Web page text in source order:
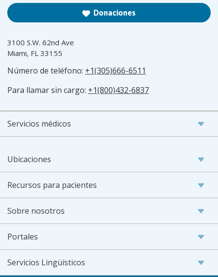
Donaciones
3100 S.W. 62nd Ave
Miami, FL 33155
Número de teléfono: +1(305)666-6511
Para llamar sin cargo: +1(800)432-6837
Servicios médicos
Ubicaciones
Recursos para pacientes
Sobre nosotros
Portales
Servicios Lingüísticos